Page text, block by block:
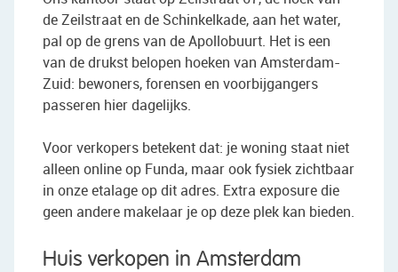
de Zeilstraat en de Schinkelkade, aan het water,
pal op de grens van de Apollobuurt. Het is een
van de drukst belopen hoeken van Amsterdam-
Zuid: bewoners, forensen en voorbijgangers
passeren hier dagelijks.
Voor verkopers betekent dat: je woning staat niet
alleen online op Funda, maar ook fysiek zichtbaar
in onze etalage op dit adres. Extra exposure die
geen andere makelaar je op deze plek kan bieden.
Huis verkopen in Amsterdam